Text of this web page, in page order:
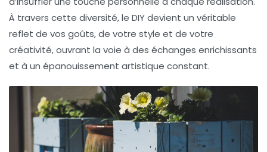
À travers cette diversité, le DIY devient un véritable
reflet de vos goûts, de votre style et de votre
créativité, ouvrant la voie à des échanges enrichissants
et à un épanouissement artistique constant.